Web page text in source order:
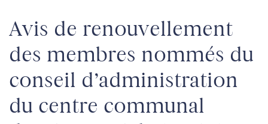
Avis de renouvellement
des membres nommés du
conseil d’administration
du centre communal